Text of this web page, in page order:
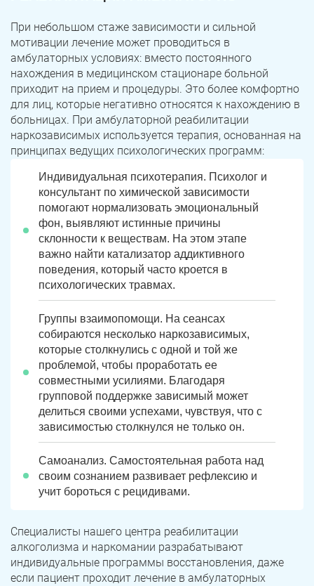
При небольшом стаже зависимости и сильной
мотивации лечение может проводиться в
амбулаторных условиях: вместо постоянного
нахождения в медицинском стационаре больной
приходит на прием и процедуры. Это более комфортно
для лиц, которые негативно относятся к нахождению в
больницах. При амбулаторной реабилитации
наркозависимых используется терапия, основанная на
принципах ведущих психологических программ:
Индивидуальная психотерапия. Психолог и
консультант по химической зависимости
помогают нормализовать эмоциональный
фон, выявляют истинные причины
склонности к веществам. На этом этапе
важно найти катализатор аддиктивного
поведения, который часто кроется в
психологических травмах.
Группы взаимопомощи. На сеансах
собираются несколько наркозависимых,
которые столкнулись с одной и той же
проблемой, чтобы проработать ее
совместными усилиями. Благодаря
групповой поддержке зависимый может
делиться своими успехами, чувствуя, что с
зависимостью столкнулся не только он.
Самоанализ. Самостоятельная работа над
своим сознанием развивает рефлексию и
учит бороться с рецидивами.
Специалисты нашего центра реабилитации
алкоголизма и наркомании разрабатывают
индивидуальные программы восстановления, даже
если пациент проходит лечение в амбулаторных